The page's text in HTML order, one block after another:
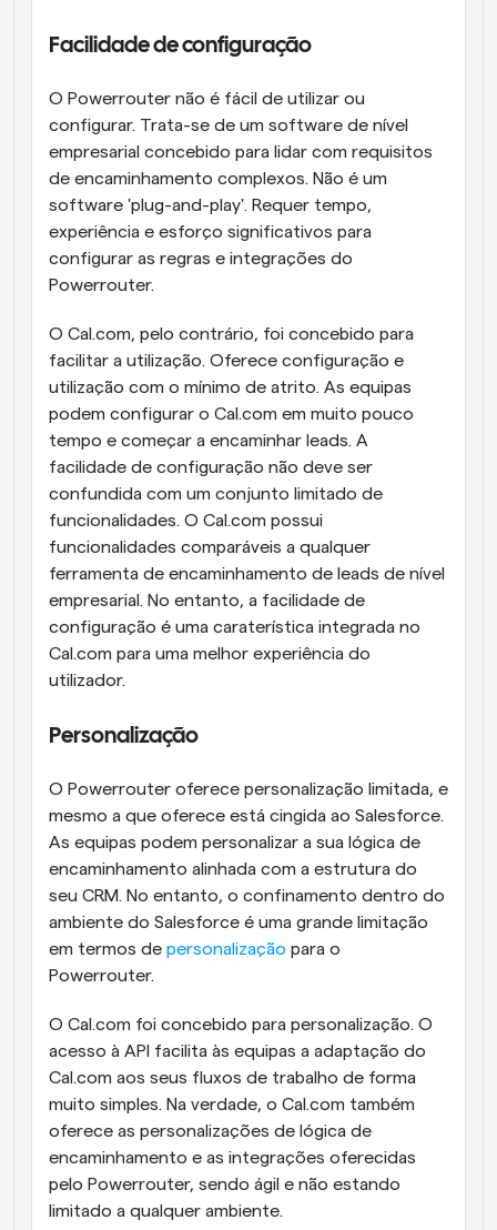
Facilidade de configuração
O Powerrouter não é fácil de utilizar ou
configurar. Trata-se de um software de nível
empresarial concebido para lidar com requisitos
de encaminhamento complexos. Não é um
software 'plug-and-play'. Requer tempo,
experiência e esforço significativos para
configurar as regras e integrações do
Powerrouter.
O Cal.com, pelo contrário, foi concebido para
facilitar a utilização. Oferece configuração e
utilização com o mínimo de atrito. As equipas
podem configurar o Cal.com em muito pouco
tempo e começar a encaminhar leads. A
facilidade de configuração não deve ser
confundida com um conjunto limitado de
funcionalidades. O Cal.com possui
funcionalidades comparáveis a qualquer
ferramenta de encaminhamento de leads de nível
empresarial. No entanto, a facilidade de
configuração é uma caraterística integrada no
Cal.com para uma melhor experiência do
utilizador.
Personalização
O Powerrouter oferece personalização limitada, e
mesmo a que oferece está cingida ao Salesforce.
As equipas podem personalizar a sua lógica de
encaminhamento alinhada com a estrutura do
seu CRM. No entanto, o confinamento dentro do
ambiente do Salesforce é uma grande limitação
em termos de personalização para o
Powerrouter.
O Cal.com foi concebido para personalização. O
acesso à API facilita às equipas a adaptação do
Cal.com aos seus fluxos de trabalho de forma
muito simples. Na verdade, o Cal.com também
oferece as personalizações de lógica de
encaminhamento e as integrações oferecidas
pelo Powerrouter, sendo ágil e não estando
limitado a qualquer ambiente.